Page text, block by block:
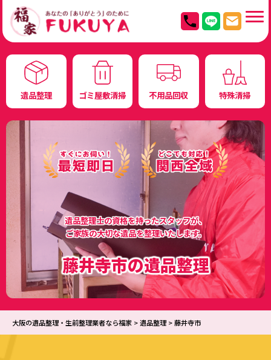
遺品整理 ゴミ屋敷清掃 不用品回収 特殊清掃
遺品整理士の資格を持ったスタッフが、
ご家族の大切な遺品を整理いたします。
藤井寺市の遺品整理
大阪の遺品整理・生前整理業者なら福家 >遺品整理 >藤井寺市